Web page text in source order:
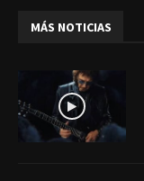
MÁS NOTICIAS